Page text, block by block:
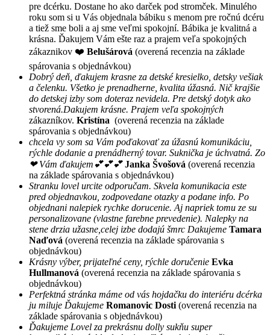
pre dcérku. Dostane ho ako darček pod stromček. Minulého
roku som si u Vás objednala bábiku s menom pre ročnú dcéru
a tiež sme boli a aj sme veľmi spokojní. Bábika je kvalitná a
krásna. Ďakujem Vám ešte raz a prajem veľa spokojných
zákaznikov ❤️ Belušárová (overená recenzia na základe
spárovania s objednávkou)
Dobrý deň, ďakujem krasne za detské kresielko, detsky vešiak
a čelenku. Všetko je prenadherne, kvalita úžasná. Nič krajšie
do detskej izby som doteraz nevidela. Pre detský dotyk ako
stvorená.Dakujem krásne. Prajem veľa spokojných
zákazníkov. Kristína (overená recenzia na základe
spárovania s objednávkou)
chcela vy som sa Vám poďakovať za úžasnú komunikáciu,
rýchle dodanie a prenádherný tovar. Suknička je úchvatná. Zo
❤ Vám ďakujem💕💕💕 Janka Švošová (overená recenzia
na základe spárovania s objednávkou)
Stranku lovel urcite odporučam. Skvela komunikacia este
pred objednavkou, zodpovedane otazky a podane info. Po
objednani nalepiek rychke dorucenie. Aj napriek tomu ze su
personalizovane (vlastne farebne prevedenie). Nalepky na
stene drzia užasne,celej izbe dodajú šmrc Dakujeme Tamara
Naďová (overená recenzia na základe spárovania s
objednávkou)
Krásny výber, prijateľné ceny, rýchle doručenie Evka
Hullmanová (overená recenzia na základe spárovania s
objednávkou)
Perfektná stránka máme od vás hojdačku do interiéru dcérka
ju miluje Ďakujeme Romanovic Dosti (overená recenzia na
základe spárovania s objednávkou)
Ďakujeme Lovel za prekrásnu dolly sukňu super